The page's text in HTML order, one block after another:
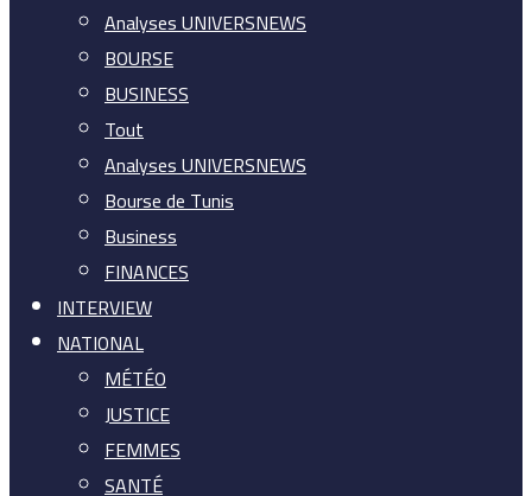
Analyses UNIVERSNEWS
BOURSE
BUSINESS
Tout
Analyses UNIVERSNEWS
Bourse de Tunis
Business
FINANCES
INTERVIEW
NATIONAL
MÉTÉO
JUSTICE
FEMMES
SANTÉ